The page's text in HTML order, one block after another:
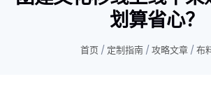
划算省心？
首页 / 定制指南 / 攻略文章 / 布